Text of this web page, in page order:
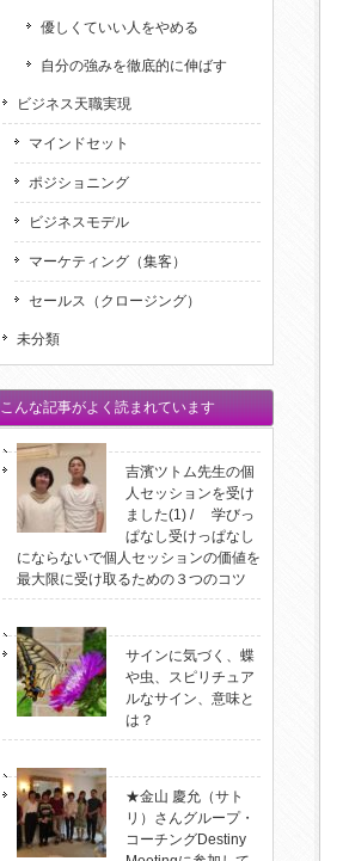
優しくていい人をやめる
自分の強みを徹底的に伸ばす
ビジネス天職実現
マインドセット
ポジショニング
ビジネスモデル
マーケティング（集客）
セールス（クロージング）
未分類
こんな記事がよく読まれています
吉濱ツトム先生の個
人セッションを受け
ました(1) / 学びっ
ぱなし受けっぱなし
にならないで個人セッションの価値を
最大限に受け取るための３つのコツ
サインに気づく、蝶
や虫、スピリチュア
ルなサイン、意味と
は？
★金山 慶允（サト
リ）さんグループ・
コーチングDestiny